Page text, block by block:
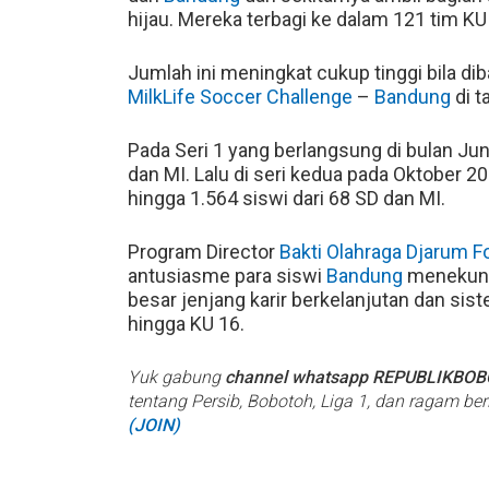
hijau. Mereka terbagi ke dalam 121 tim
Jumlah ini meningkat cukup tinggi bila
MilkLife Soccer Challenge – Bandung di
Pada Seri 1 yang berlangsung di bulan
dan MI. Lalu di seri kedua pada Oktober
hingga 1.564 siswi dari 68 SD dan MI.
Program Director Bakti Olahraga Djarum
antusiasme para siswi Bandung
besar jenjang karir berkelanjutan dan
hingga KU 16.
Yuk gabung channel whatsapp
tentang Persib, Bobotoh, Liga 1, dan ragam
(JOIN)